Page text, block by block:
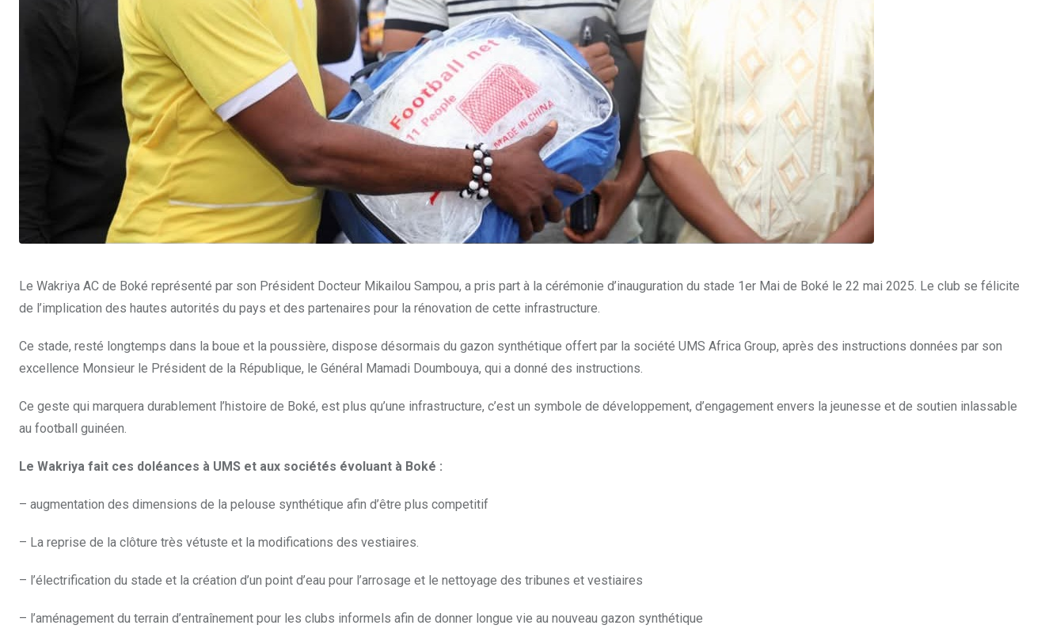
Le Wakriya AC de Boké représenté par son Président Docteur Mikailou Sampou, a pris part à la cérémonie d’inauguration du stade 1er Mai de Boké le 22 mai 2025. Le club se félicite
de l’implication des hautes autorités du pays et des partenaires pour la rénovation de cette infrastructure.
Ce stade, resté longtemps dans la boue et la poussière, dispose désormais du gazon synthétique offert par la société UMS Africa Group, après des instructions données par son
excellence Monsieur le Président de la République, le Général Mamadi Doumbouya, qui a donné des instructions.
Ce geste qui marquera durablement l’histoire de Boké, est plus qu’une infrastructure, c’est un symbole de développement, d’engagement envers la jeunesse et de soutien inlassable
au football guinéen.
Le Wakriya fait ces doléances à UMS et aux sociétés évoluant à Boké :
– augmentation des dimensions de la pelouse synthétique afin d’être plus competitif
– La reprise de la clôture très vétuste et la modifications des vestiaires.
– l’électrification du stade et la création d’un point d’eau pour l’arrosage et le nettoyage des tribunes et vestiaires
– l’aménagement du terrain d’entraînement pour les clubs informels afin de donner longue vie au nouveau gazon synthétique